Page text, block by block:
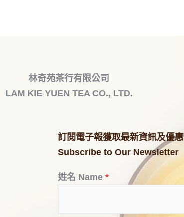
林奇苑茶行有限公司
LAM KIE YUEN TEA CO., LTD.
訂閱電子報獲取最新資訊及優惠
Subscribe to Our Newsletter
姓名 Name *